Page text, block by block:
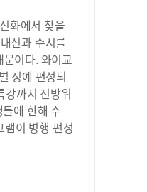
화에서 찾을
신과 수시를
이다. 와이교
정예 편성되
강까지 전방위
에 한해 수
램이 병행 편성